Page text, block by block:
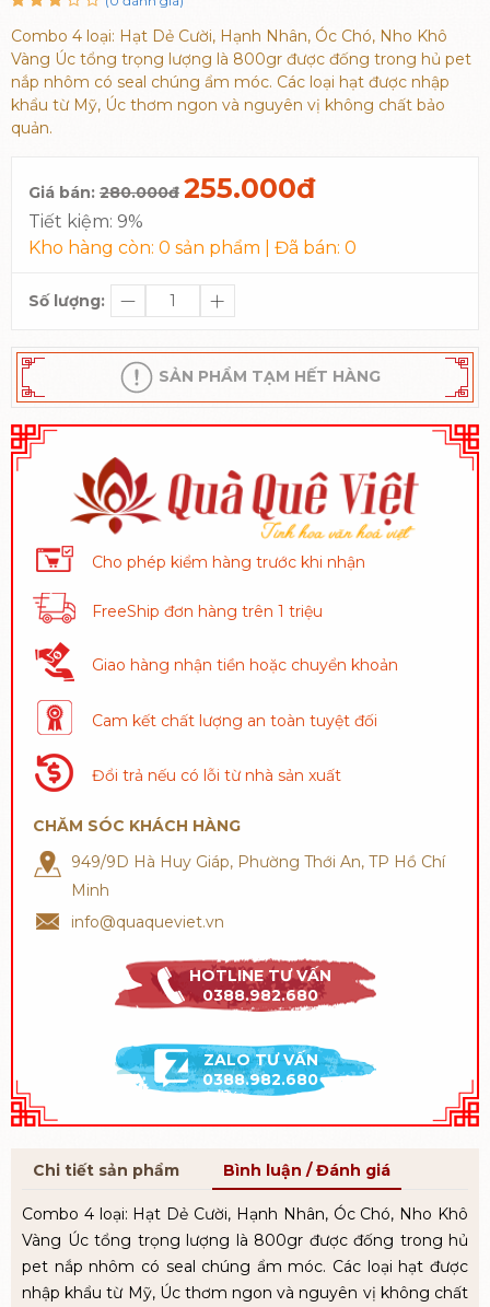
Combo 4 loại: Hạt Dẻ Cười, Hạnh Nhân, Óc Chó, Nho Khô
Vàng Úc tổng trọng lượng là 800gr được đống trong hủ pet
nắp nhôm có seal chúng ẩm móc. Các loại hạt được nhập
khẩu từ Mỹ, Úc thơm ngon và nguyên vị không chất bảo
quản.
Giá bán: 280.000đ 255.000đ
Tiết kiệm: 9%
Kho hàng còn: 0 sản phẩm | Đã bán: 0
Số lượng:
SẢN PHẨM TẠM HẾT HÀNG
Cho phép kiểm hàng trước khi nhận
FreeShip đơn hàng trên 1 triệu
Giao hàng nhận tiền hoặc chuyển khoản
Cam kết chất lượng an toàn tuyệt đối
Đổi trả nếu có lỗi từ nhà sản xuất
CHĂM SÓC KHÁCH HÀNG
949/9D Hà Huy Giáp, Phường Thới An, TP Hồ Chí
Minh
info@quaqueviet.vn
HOTLINE TƯ VẤN
0388.982.680
ZALO TƯ VẤN
0388.982.680
Chi tiết sản phẩm Bình luận / Đánh giá
Combo 4 loại: Hạt Dẻ Cười, Hạnh Nhân, Óc Chó, Nho Khô
Vàng Úc tổng trọng lượng là 800gr được đống trong hủ
pet nắp nhôm có seal chúng ẩm móc. Các loại hạt được
nhập khẩu từ Mỹ, Úc thơm ngon và nguyên vị không chất